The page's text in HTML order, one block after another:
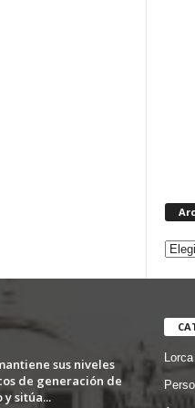
sus niveles
de generación de
y sitúa...
Lorca